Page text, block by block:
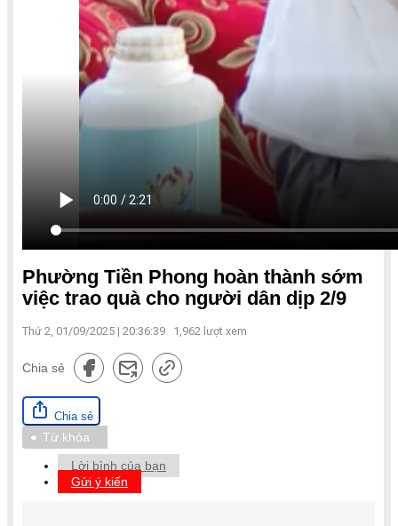
Phường Tiền Phong hoàn thành sớm
việc trao quà cho người dân dịp 2/9
Thứ 2, 01/09/2025 | 20:36:39 1,962 lượt xem
Chia sẻ
Chia sẻ
Từ khóa
Lời bình của bạn
Gửi ý kiến